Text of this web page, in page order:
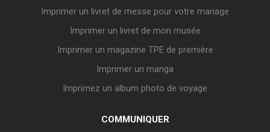
Imprimer un livret de messe pour votre mariage
Imprimer un livret de mon musée
Imprimer un magazine TPE de première
Imprimer un manga
Imprimez un album photo de voyage
COMMUNIQUER